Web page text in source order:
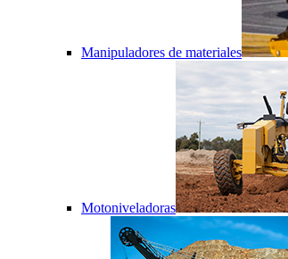
Manipuladores de materiales
Motoniveladoras